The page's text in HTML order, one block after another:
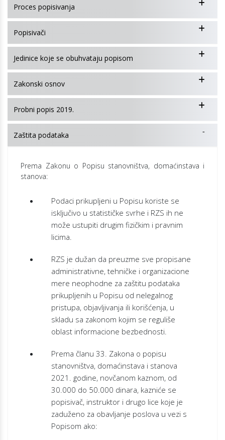
Proces popisivanja
Popisivači
Jedinice koje se obuhvataju popisom
Zakonski osnov
Probni popis 2019.
Zaštita podataka
Prema Zakonu o Popisu stanovništva, domaćinstava i
stanova:
Podaci prikupljeni u Popisu koriste se
isključivo u statističke svrhe i RZS ih ne
može ustupiti drugim fizičkim i pravnim
licima.
RZS je dužan da preuzme sve propisane
administrativne, tehničke i organizacione
mere neophodne za zaštitu podataka
prikupljenih u Popisu od nelegalnog
pristupa, objavljivanja ili korišćenja, u
skladu sa zakonom kojim se reguliše
oblast informacione bezbednosti.
Prema članu 33. Zakona o popisu
stanovništva, domaćinstava i stanova
2021. godine, novčanom kaznom, od
30.000 do 50.000 dinara, kazniće se
popisivač, instruktor i drugo lice koje je
zaduženo za obavljanje poslova u vezi s
Popisom ako: